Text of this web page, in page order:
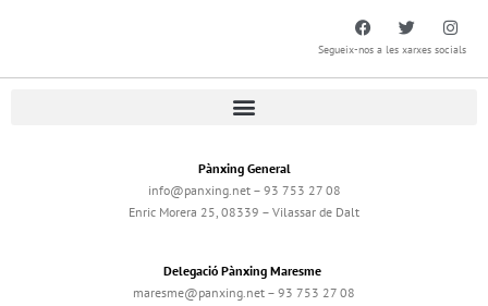
Segueix-nos a les xarxes socials
Pànxing General
info@panxing.net – 93 753 27 08
Enric Morera 25, 08339 – Vilassar de Dalt
Delegació Pànxing Maresme
maresme@panxing.net – 93 753 27 08